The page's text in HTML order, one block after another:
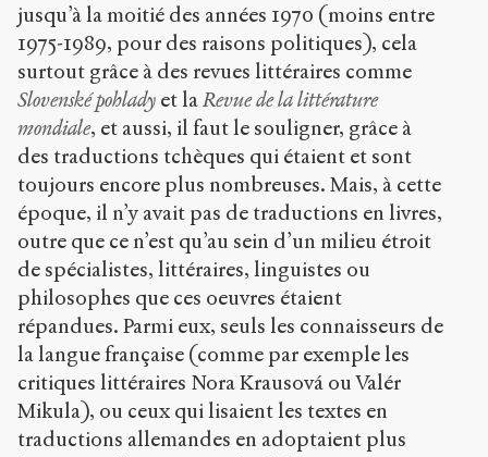
jusqu’à la moitié des années 1970 (moins entre
1975-1989, pour des raisons politiques), cela
surtout grâce à des revues littéraires comme
Slovenské pohlady et laRevue de la littérature
mondiale, et aussi, il faut le souligner, grâce à
des traductions tchèques qui étaient et sont
toujours encore plus nombreuses. Mais, à cette
époque, il n’y avait pas de traductions en livres,
outre que ce n’est qu’au sein d’un milieu étroit
de spécialistes, littéraires, linguistes ou
philosophes que ces oeuvres étaient
répandues. Parmi eux, seuls les connaisseurs de
la langue française (comme par exemple les
critiques littéraires Nora Krausová ou Valér
Mikula), ou ceux qui lisaient les textes en
traductions allemandes en adoptaient plus